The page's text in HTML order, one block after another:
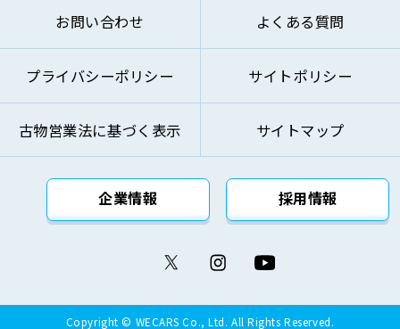
お問い合わせ よくある質問
プライバシーポリシー サイトポリシー
古物営業法に基づく表示 サイトマップ
企業情報 採用情報
Copyright © WECARS Co., Ltd. All Rights Reserved.